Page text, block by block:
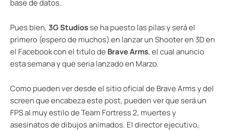
base de datos.
Pues bien,3G Studiosse ha puesto las pilas y será el
primero (espero de muchos) en lanzar un Shooter en 3D en
el Facebook con el titulo de Brave Arms, el cual anuncio
esta semana y que seria lanzado en Marzo.
Como pueden ver desde el sitio oficial de Brave Arms y del
screen que encabeza este post, pueden ver que será un
FPS al muy estilo de Team Fortress 2, muertes y
asesinatos de dibujos animados. El director ejecutivo,